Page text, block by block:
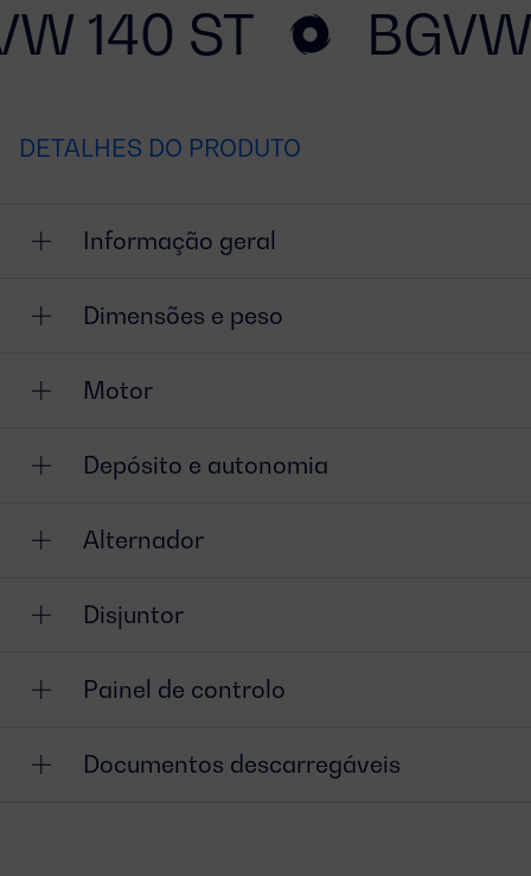
140 ST
DETALHES DO PRODUTO
Informação geral
Dimensões e peso
Motor
Depósito e autonomia
Alternador
Disjuntor
Painel de controlo
Documentos descarregáveis